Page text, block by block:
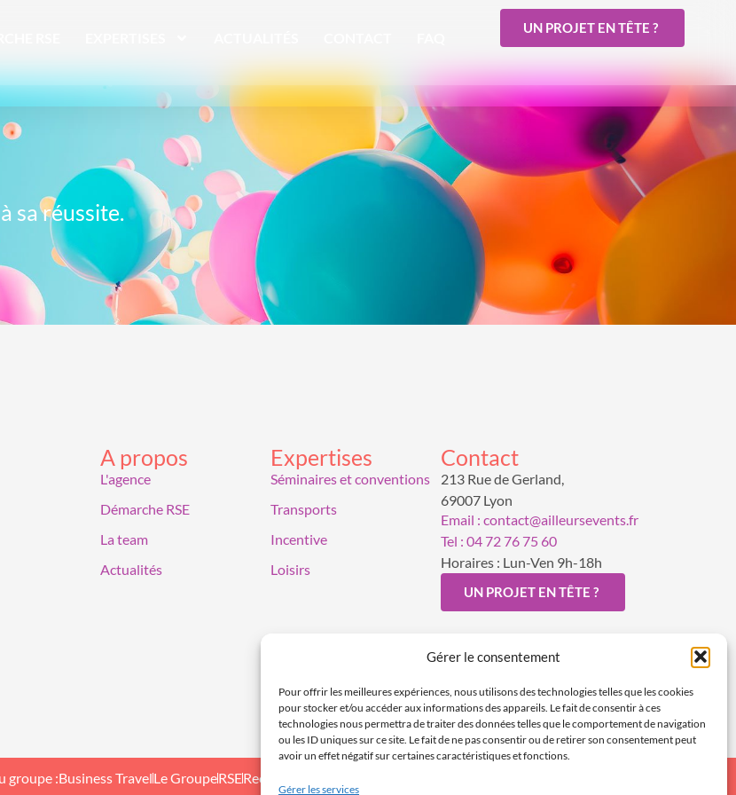
Gérer le consentement
Pour offrir les meilleures expériences, nous utilisons des technologies telles que les cookies
pour stocker et/ou accéder aux informations des appareils. Le fait de consentir à ces
technologies nous permettra de traiter des données telles que le comportement de navigation
ou les ID uniques sur ce site. Le fait de ne pas consentir ou de retirer son consentement peut
avoir un effet négatif sur certaines caractéristiques et fonctions.
Gérer les services
UN PROJET EN TÊTE ?
sa réussite.
A propos
L'agence
Démarche RSE
La team
Actualités
Expertises
Séminaires et conventions
Transports
Incentive
Loisirs
Contact
213 Rue de Gerland,
69007 Lyon
Email : contact@ailleursevents.fr
Tel : 04 72 76 75 60
Horaires : Lun-Ven 9h-18h
UN PROJET EN TÊTE ?
groupe :Business TravelLe GroupeRSERecrutement